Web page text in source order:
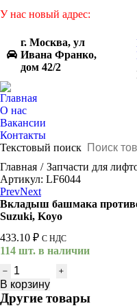
У нас новый адрес:
г. Москва, ул
Ивана Франко,
дом 42/2
Главная
О нас
Вакансии
Контакты
Текстовый поиск
You are here:
Главная Запчасти для
Артикул: LF6044
PrevNext
Вкладыш башмака
Suzuki, Koyo
433.10 ₽ С НДС
114 шт. в наличии
Количество
товара
Вкладыш
В корзину
Другие товары